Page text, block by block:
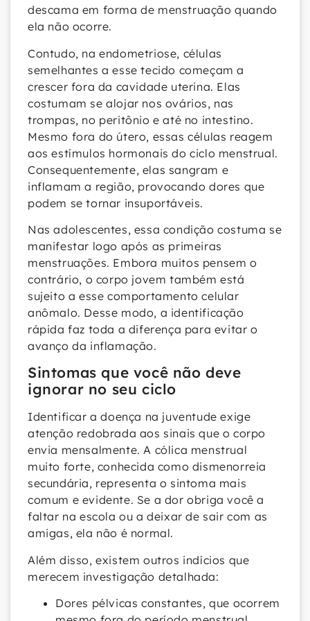
descama em forma de menstruação quando
ela não ocorre.
Contudo, na endometriose, células
semelhantes a esse tecido começam a
crescer fora da cavidade uterina. Elas
costumam se alojar nos ovários, nas
trompas, no peritônio e até no intestino.
Mesmo fora do útero, essas células reagem
aos estímulos hormonais do ciclo menstrual.
Consequentemente, elas sangram e
inflamam a região, provocando dores que
podem se tornar insuportáveis.
Nas adolescentes, essa condição costuma se
manifestar logo após as primeiras
menstruações. Embora muitos pensem o
contrário, o corpo jovem também está
sujeito a esse comportamento celular
anômalo. Desse modo, a identificação
rápida faz toda a diferença para evitar o
avanço da inflamação.
Sintomas que você não deve
ignorar no seu ciclo
Identificar a doença na juventude exige
atenção redobrada aos sinais que o corpo
envia mensalmente. A cólica menstrual
muito forte, conhecida como dismenorreia
secundária, representa o sintoma mais
comum e evidente. Se a dor obriga você a
faltar na escola ou a deixar de sair com as
amigas, ela não é normal.
Além disso, existem outros indícios que
merecem investigação detalhada:
Dores pélvicas constantes, que ocorrem